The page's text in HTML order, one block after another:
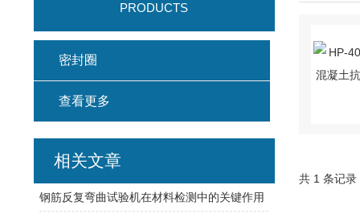
共 1 条记
PRODUCTS
密封圈
查看更多
相关文章
钢筋反复弯曲试验机在材料检测中的关键作用